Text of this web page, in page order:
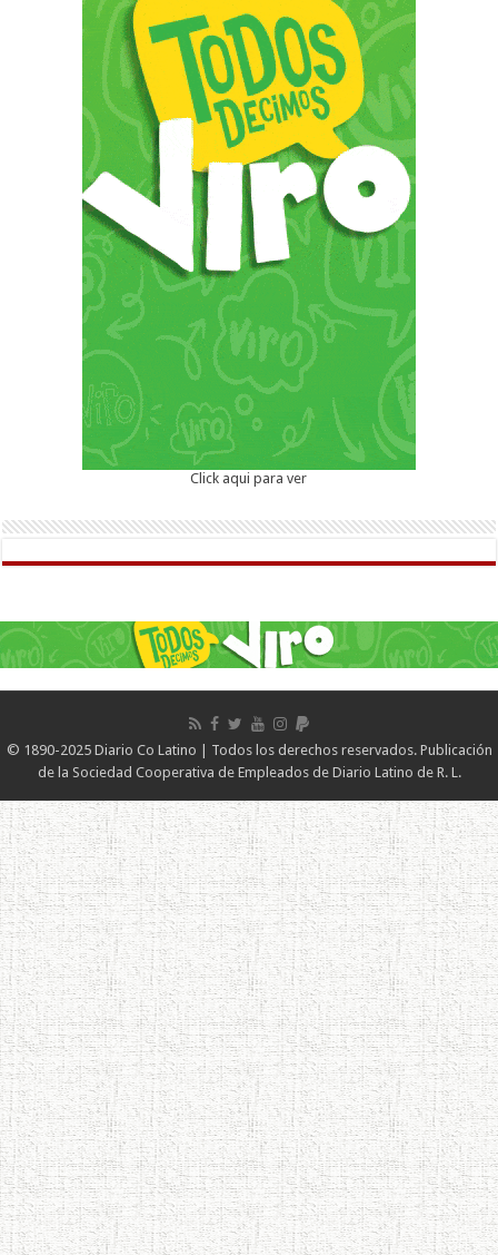
Click aqui para ver
© 1890-2025 Diario Co Latino | Todos los derechos reservados. Publicación
de la Sociedad Cooperativa de Empleados de Diario Latino de R. L.